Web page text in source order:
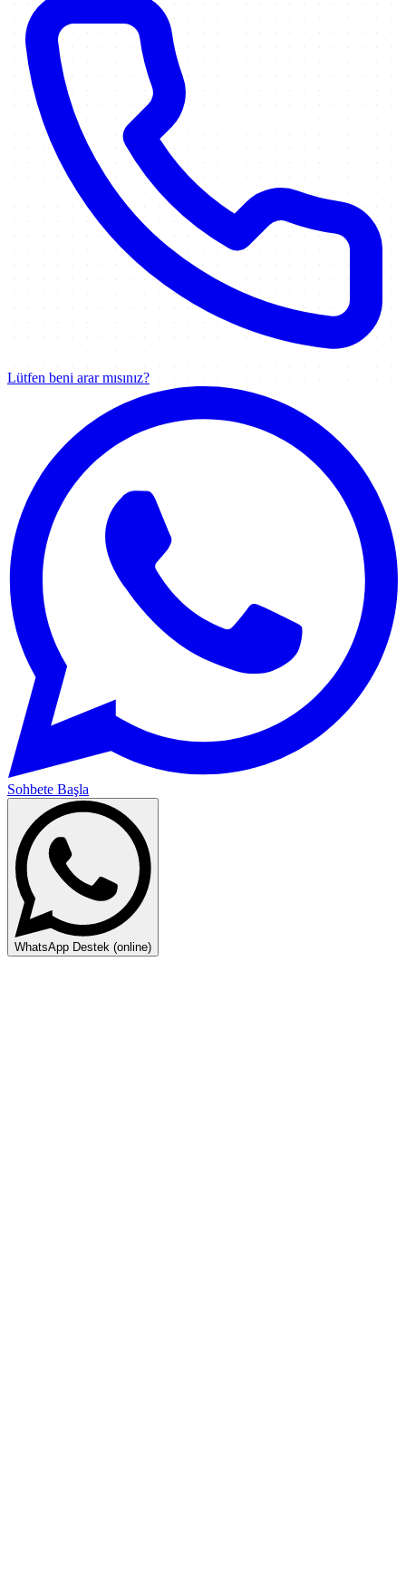
Lütfen beni arar mısınız?
Sohbete Başla
WhatsApp Destek (online)